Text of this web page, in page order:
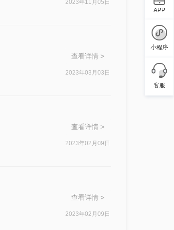
2023年11月05日
查看详情 >
2023年03月03日
查看详情 >
2023年02月09日
查看详情 >
2023年02月09日
APP
小程序
客服